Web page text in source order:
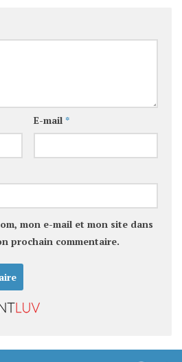
E-mail *
mon e-mail et mon site dans
prochain commentaire.